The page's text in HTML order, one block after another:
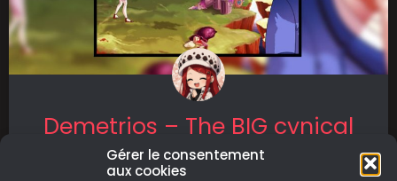
Gérer le consentement
aux cookies
Demetrios – The BIG cynical
adventure